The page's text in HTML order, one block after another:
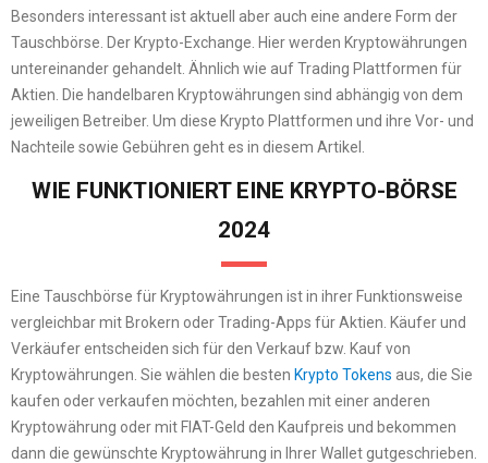
Besonders interessant ist aktuell aber auch eine andere Form der
Tauschbörse. Der Krypto-Exchange. Hier werden Kryptowährungen
untereinander gehandelt. Ähnlich wie auf Trading Plattformen für
Aktien. Die handelbaren Kryptowährungen sind abhängig von dem
jeweiligen Betreiber. Um diese Krypto Plattformen und ihre Vor- und
Nachteile sowie Gebühren geht es in diesem Artikel.
WIE FUNKTIONIERT EINE KRYPTO-BÖRSE
2024
Eine Tauschbörse für Kryptowährungen ist in ihrer Funktionsweise
vergleichbar mit Brokern oder Trading-Apps für Aktien. Käufer und
Verkäufer entscheiden sich für den Verkauf bzw. Kauf von
Kryptowährungen. Sie wählen die besten Krypto Tokens aus, die Sie
kaufen oder verkaufen möchten, bezahlen mit einer anderen
Kryptowährung oder mit FIAT-Geld den Kaufpreis und bekommen
dann die gewünschte Kryptowährung in Ihrer Wallet gutgeschrieben.